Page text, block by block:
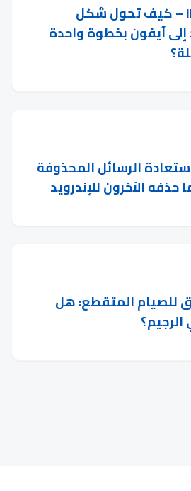
تطبيق iBlurDock – كيف تحول شكل
إلى آيفون بخطوة واحدة
الرسائل المحذوفة
الآخرون للإندرويد
للصيام المتقطع: هل